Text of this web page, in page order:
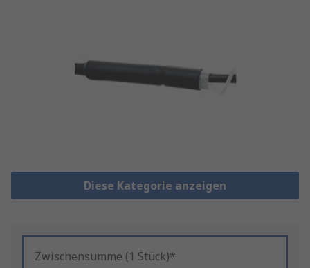
Diese Kategorie anzeigen
Zwischensumme (1 Stück)*